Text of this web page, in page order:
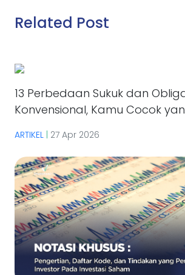
Related Post
13 Perbedaan Sukuk dan
Konvensional, Kamu Cocok
ARTIKEL | 27 Apr 2026